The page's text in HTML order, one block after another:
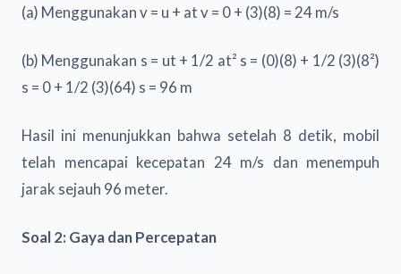
(a) Menggunakan v = u + at v = 0 + (3)(8) = 24 m/s
(b) Menggunakan s = ut + 1/2 at² s = (0)(8) + 1/2 (3)(8²)
s = 0 + 1/2 (3)(64) s = 96 m
Hasil ini menunjukkan bahwa setelah 8 detik, mobil
telah mencapai kecepatan 24 m/s dan menempuh
jarak sejauh 96 meter.
Soal 2: Gaya dan Percepatan